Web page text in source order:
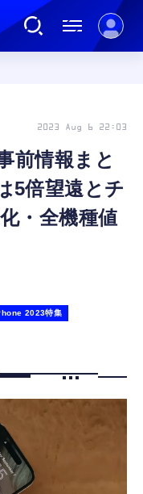
前情報まと
5倍望遠とチ
・全機種値
2023 Aug 6 22:03
2023特集